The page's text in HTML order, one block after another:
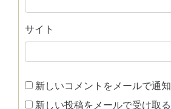
サイト
新しいコメントをメールで通知
新しい投稿をメールで受け取る